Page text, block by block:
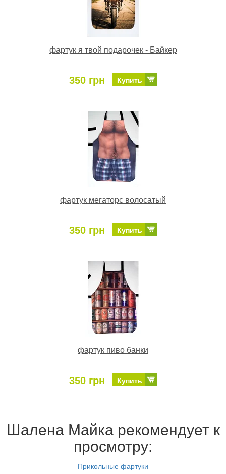
фартук я твой подарочек - Байкер
350 грн Купить
фартук мегаторс волосатый
350 грн Купить
фартук пиво банки
350 грн Купить
Шалена Майка рекомендует к
просмотру:
Прикольные фартуки